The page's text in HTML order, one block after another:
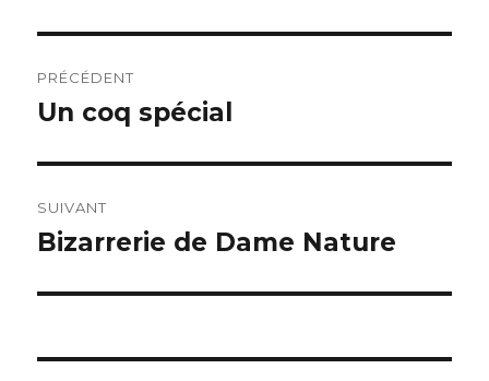
de
PRÉCÉDENT
Publication
Un coq spécial
SUIVANT
Publication
Bizarrerie de Dame Nature